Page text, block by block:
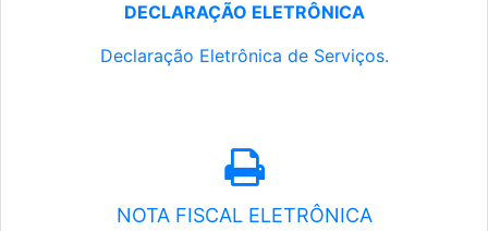
DECLARAÇÃO ELETRÔNICA
Declaração Eletrônica de Serviços.
NOTA FISCAL ELETRÔNICA